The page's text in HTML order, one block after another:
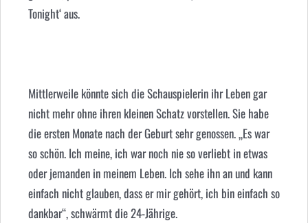
Tonight‘ aus.
Mittlerweile könnte sich die Schauspielerin ihr Leben gar
nicht mehr ohne ihren kleinen Schatz vorstellen. Sie habe
die ersten Monate nach der Geburt sehr genossen. „Es war
so schön. Ich meine, ich war noch nie so verliebt in etwas
oder jemanden in meinem Leben. Ich sehe ihn an und kann
einfach nicht glauben, dass er mir gehört, ich bin einfach so
dankbar“, schwärmt die 24-Jährige.